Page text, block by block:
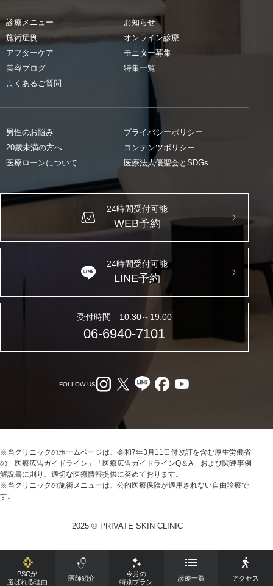
診療メニュー
施術症例
アフターケア
美容ブログ
よくあるご質問
お知らせ
オンライン診療
モニター募集
特集一覧
男性のお悩み
20歳未満の方へ
医療ローンについて
プライバシーポリシー
コンテンツポリシー
医療法人優聖会とSDGs
24時間受付可能
WEB予約
24時間受付可能
LINE予約
受付時間 10:30～19:00
06-6940-7101
FOLLOW US
※当クリニックのホームページは、令和7年3月11日付改訂を含む厚生労働省
の「医療広告ガイドライン」「医療広告ガイドラインQ＆A」および関連事例
解説書に則り、適切な医療情報提供に努めております。
※当クリニックの施術メニューは、公的医療保険が適用されない自由診療で
す。
2025 © PRIVATE SKIN CLINIC
PSCが
選ばれる理由
医師紹介
今月の
特別プラン
診療一覧 アクセス